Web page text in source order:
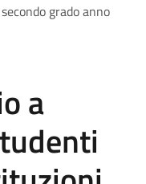
grado anno
a